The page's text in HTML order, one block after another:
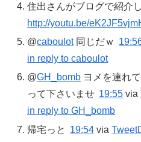
住出さんがブログで紹介
http://youtu.be/
@caboulot同じだｗ
in reply to caboulot
@GH_bomb ヨメを連れ
って下さいませ 19:55 via
in reply to GH_bomb
帰宅っと
19:54 via